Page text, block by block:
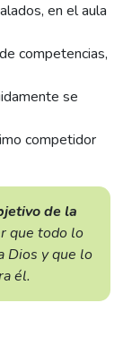
en el aula
competencias,
se
competidor
de la
que todo lo
Dios y que lo
él.